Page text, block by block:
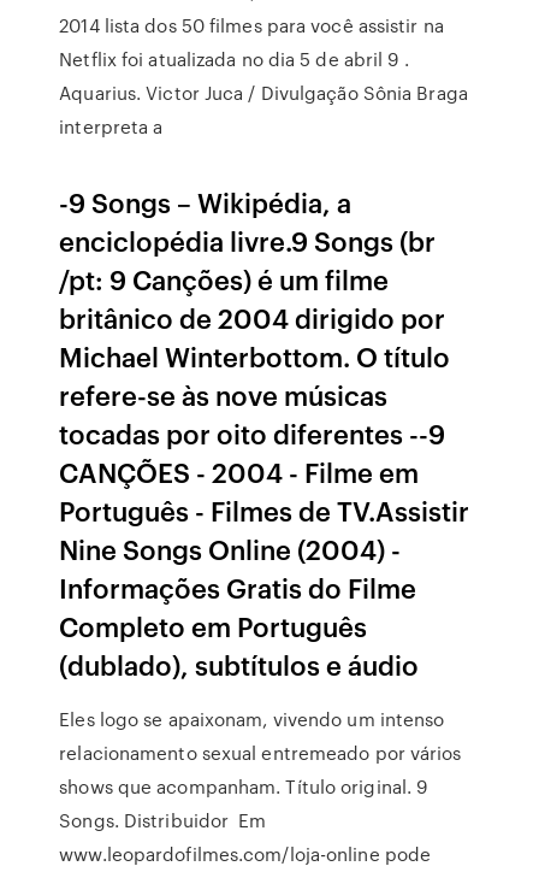
2014 lista dos 50 filmes para você assistir na
Netflix foi atualizada no dia 5 de abril 9 .
Aquarius. Victor Juca / Divulgação Sônia Braga
interpreta a
-9 Songs – Wikipédia, a
enciclopédia livre.9 Songs (br
/pt: 9 Canções) é um filme
britânico de 2004 dirigido por
Michael Winterbottom. O título
refere-se às nove músicas
tocadas por oito diferentes --9
CANÇÕES - 2004 - Filme em
Português - Filmes de TV.Assistir
Nine Songs Online (2004) -
Informações Gratis do Filme
Completo em Português
(dublado), subtítulos e áudio
Eles logo se apaixonam, vivendo um intenso
relacionamento sexual entremeado por vários
shows que acompanham. Título original. 9
Songs. Distribuidor Em
www.leopardofilmes.com/loja-online pode